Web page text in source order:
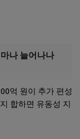
나 늘어나나
억 원이 추가 편성
합하면 유동성 지